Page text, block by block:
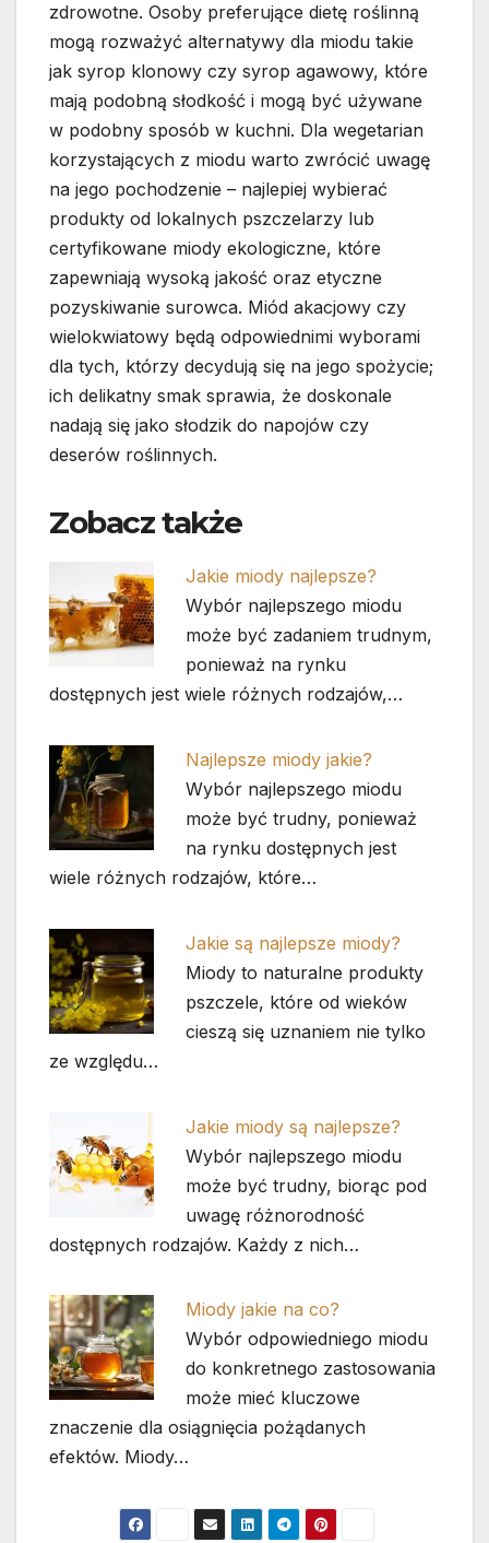
zdrowotne. Osoby preferujące dietę roślinną
mogą rozważyć alternatywy dla miodu takie
jak syrop klonowy czy syrop agawowy, które
mają podobną słodkość i mogą być używane
w podobny sposób w kuchni. Dla wegetarian
korzystających z miodu warto zwrócić uwagę
na jego pochodzenie – najlepiej wybierać
produkty od lokalnych pszczelarzy lub
certyfikowane miody ekologiczne, które
zapewniają wysoką jakość oraz etyczne
pozyskiwanie surowca. Miód akacjowy czy
wielokwiatowy będą odpowiednimi wyborami
dla tych, którzy decydują się na jego spożycie;
ich delikatny smak sprawia, że doskonale
nadają się jako słodzik do napojów czy
deserów roślinnych.
Zobacz także
Jakie miody najlepsze?
Wybór najlepszego miodu
może być zadaniem trudnym,
ponieważ na rynku
dostępnych jest wiele różnych rodzajów,…
Najlepsze miody jakie?
Wybór najlepszego miodu
może być trudny, ponieważ
na rynku dostępnych jest
wiele różnych rodzajów, które…
Jakie są najlepsze miody?
Miody to naturalne produkty
pszczele, które od wieków
cieszą się uznaniem nie tylko
ze względu…
Jakie miody są najlepsze?
Wybór najlepszego miodu
może być trudny, biorąc pod
uwagę różnorodność
dostępnych rodzajów. Każdy z nich…
Miody jakie na co?
Wybór odpowiedniego miodu
do konkretnego zastosowania
może mieć kluczowe
znaczenie dla osiągnięcia pożądanych
efektów. Miody…